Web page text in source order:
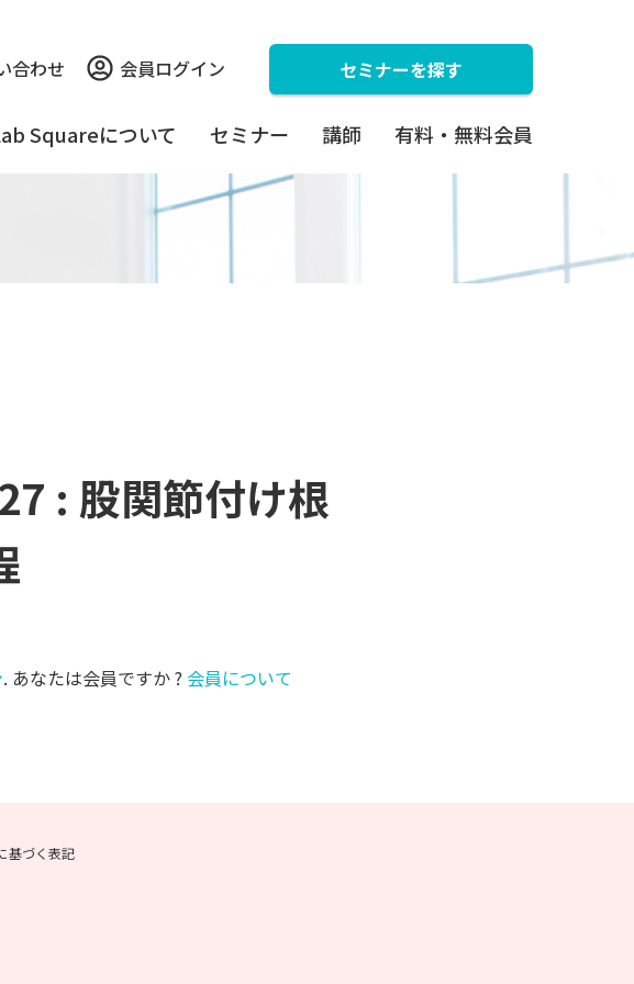
合わせ 会員ログイン セミナーを探す
Squareについて セミナー 講師 有料・無料会員
: 股関節付け根
. あなたは会員ですか ? 会員について
基づく表記